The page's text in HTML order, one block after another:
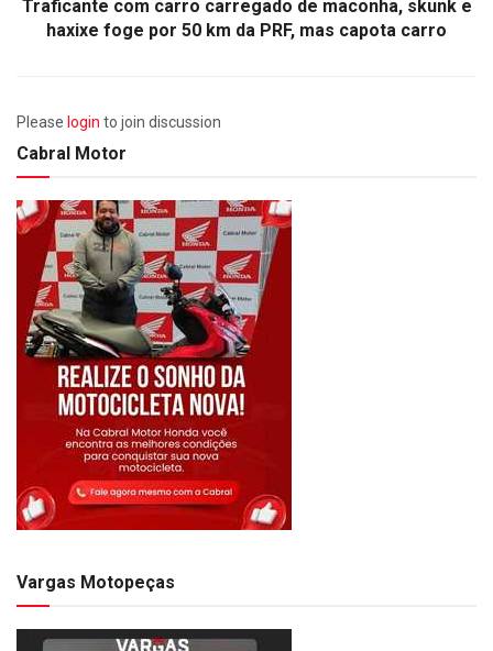
Traficante com carro carregado de maconha, skunk e
haxixe foge por 50 km da PRF, mas capota carro
Please login to join discussion
Cabral Motor
Vargas Motopeças